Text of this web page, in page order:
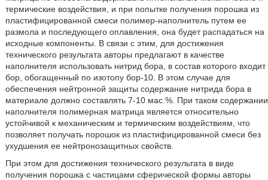
термические воздействия, и при попытке получения порошка из
пластифицированной смеси полимер-наполнитель путем ее
размола и последующего оплавления, она будет распадаться на
исходные компоненты. В связи с этим, для достижения
технического результата авторы предлагают в качестве
наполнителя использовать нитрид бора, в состав которого входит
бор, обогащенный по изотопу бор-10. В этом случае для
обеспечения нейтронной защиты содержание нитрида бора в
материале должно составлять 7-10 мас.%. При таком содержании
наполнителя полимерная матрица является относительно
устойчивой к механическим и термическим воздействиям, что
позволяет получать порошок из пластифицированной смеси без
ухудшения ее нейтронозащитных свойств.
При этом для достижения технического результата в виде
получения порошка с частицами сферической формы авторы